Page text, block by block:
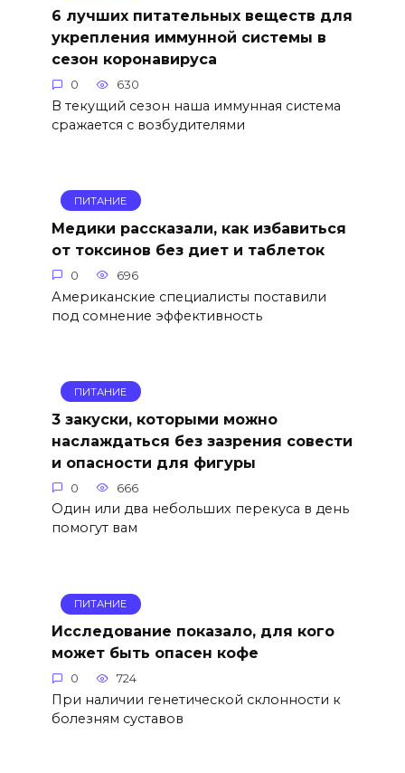
6 лучших питательных веществ для
укрепления иммунной системы в
сезон коронавируса
0 630
В текущий сезон наша иммунная система
сражается с возбудителями
ПИТАНИЕ
Медики рассказали, как избавиться
от токсинов без диет и таблеток
0 696
Американские специалисты поставили
под сомнение эффективность
ПИТАНИЕ
3 закуски, которыми можно
наслаждаться без зазрения совести
и опасности для фигуры
0 666
Один или два небольших перекуса в день
помогут вам
ПИТАНИЕ
Исследование показало, для кого
может быть опасен кофе
0 724
При наличии генетической склонности к
болезням суставов